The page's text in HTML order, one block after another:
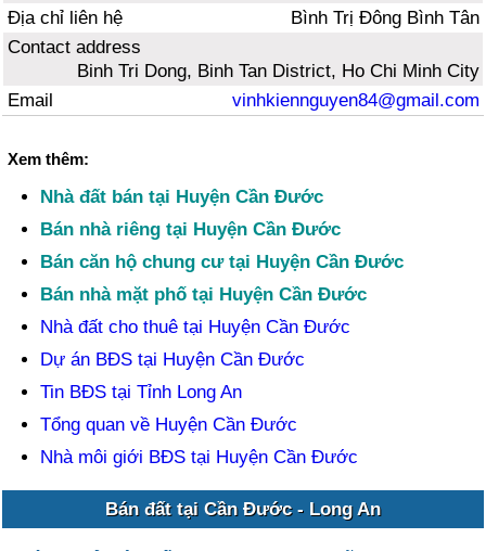
Địa chỉ liên hệ
Bình Trị Đông Bình Tân
Contact address
Binh Tri Dong, Binh Tan District, Ho Chi Minh City
Email
vinhkiennguyen84@gmail.com
Xem thêm:
Nhà đất bán tại Huyện Cần Đước
Bán nhà riêng tại Huyện Cần Đước
Bán căn hộ chung cư tại Huyện Cần Đước
Bán nhà mặt phố tại Huyện Cần Đước
Nhà đất cho thuê tại Huyện Cần Đước
Dự án BĐS tại Huyện Cần Đước
Tin BĐS tại Tỉnh Long An
Tổng quan về Huyện Cần Đước
Nhà môi giới BĐS tại Huyện Cần Đước
Bán đất tại Cần Đước - Long An